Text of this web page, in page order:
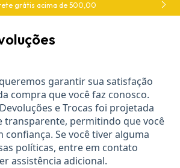
grátis acima de 500,00
garantir sua satisfação
compra que você faz conosco.
e Trocas foi projetada
transparente, permitindo que você
confiança. Se você tiver alguma
políticas, entre em contato
assistência adicional.